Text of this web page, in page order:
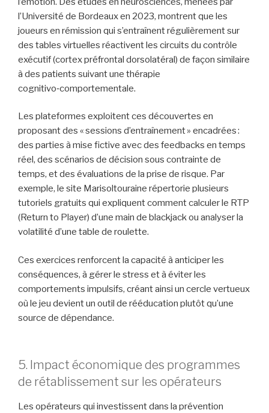
l’Université de Bordeaux en 2023, montrent que les
joueurs en rémission qui s’entraînent régulièrement sur
des tables virtuelles réactivent les circuits du contrôle
exécutif (cortex préfrontal dorsolatéral) de façon similaire
à des patients suivant une thérapie
cognitivo‑comportementale.
Les plateformes exploitent ces découvertes en
proposant des « sessions d’entraînement » encadrées :
des parties à mise fictive avec des feedbacks en temps
réel, des scénarios de décision sous contrainte de
temps, et des évaluations de la prise de risque. Par
exemple, le site Marisoltouraine répertorie plusieurs
tutoriels gratuits qui expliquent comment calculer le RTP
(Return to Player) d’une main de blackjack ou analyser la
volatilité d’une table de roulette.
Ces exercices renforcent la capacité à anticiper les
conséquences, à gérer le stress et à éviter les
comportements impulsifs, créant ainsi un cercle vertueux
où le jeu devient un outil de rééducation plutôt qu’une
source de dépendance.
5. Impact économique des programmes
de rétablissement sur les opérateurs
Les opérateurs qui investissent dans la prévention